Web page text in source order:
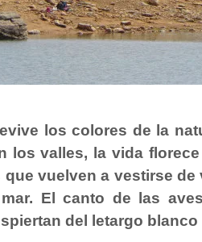
los colores de la
los valles, la vida
vuelven a vestirse
mar. El canto de las
del letargo